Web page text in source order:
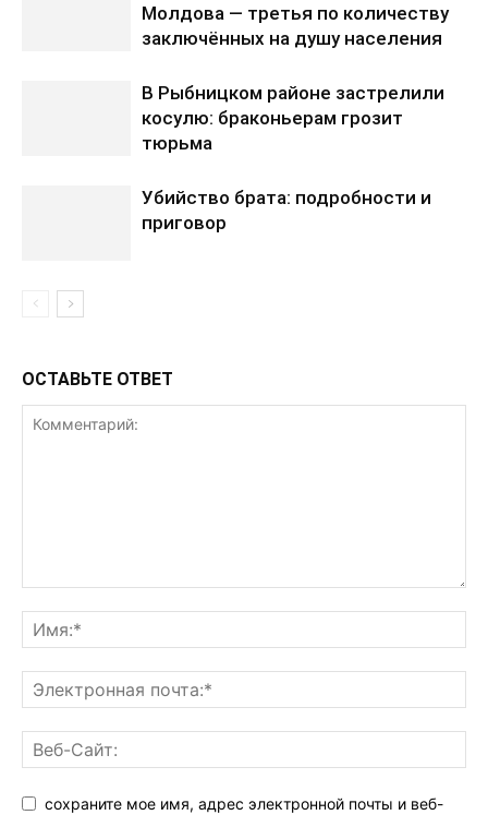
Молдова — третья по количеству
заключённых на душу населения
В Рыбницком районе застрелили
косулю: браконьерам грозит
тюрьма
Убийство брата: подробности и
приговор
ОСТАВЬТЕ ОТВЕТ
сохраните мое имя, адрес электронной почты и веб-